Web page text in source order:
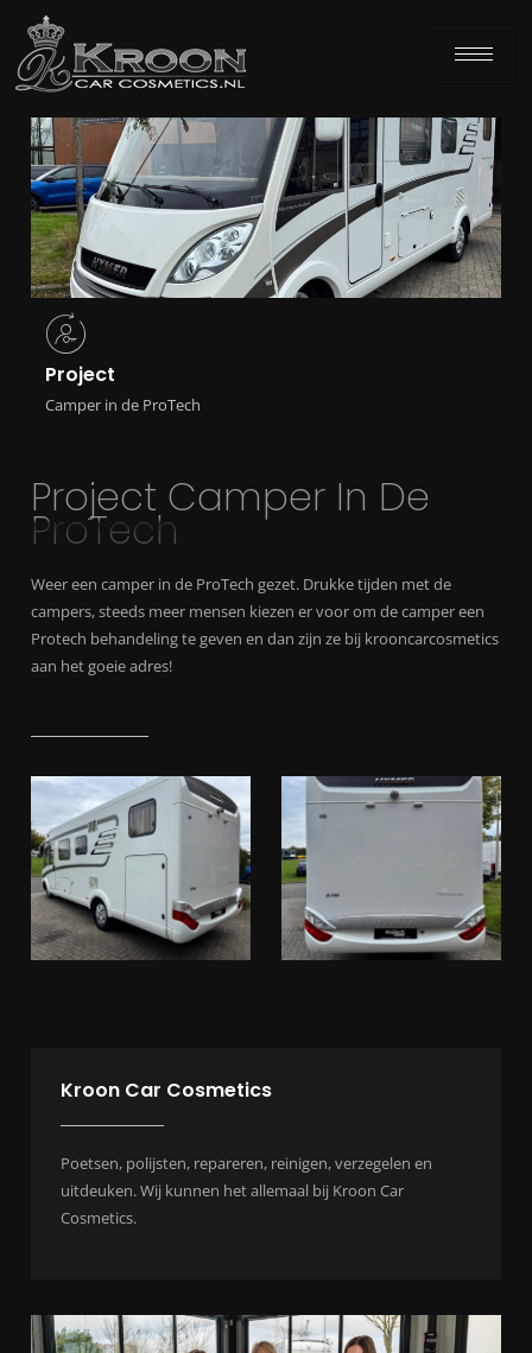
Project
Camper in de ProTech
Project Camper In De
ProTech
Weer een camper in de ProTech gezet. Drukke tijden met de
campers, steeds meer mensen kiezen er voor om de camper een
Protech behandeling te geven en dan zijn ze bij krooncarcosmetics
aan het goeie adres!
Kroon Car Cosmetics
Poetsen, polijsten, repareren, reinigen, verzegelen en
uitdeuken. Wij kunnen het allemaal bij Kroon Car
Cosmetics.